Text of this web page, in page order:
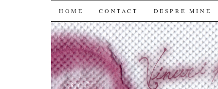
SKIP
TO
CONTENT
HOME CONTACT DESPRE MINE